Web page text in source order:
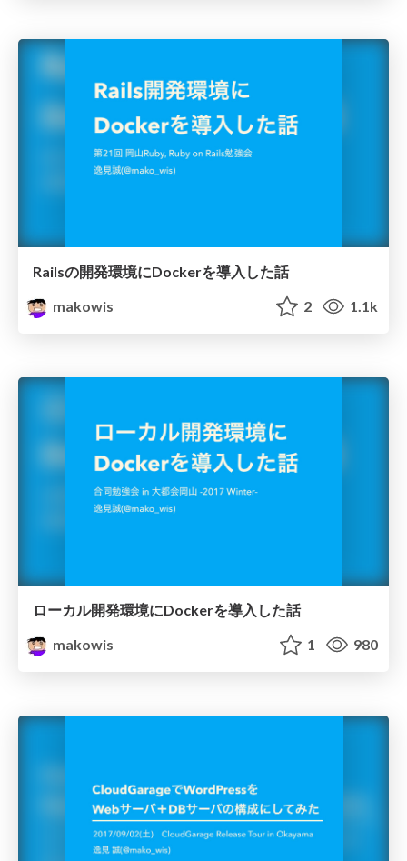
Railsの開発環境にDockerを導入した話
makowis
2 1.1k
ローカル開発環境にDockerを導入した話
makowis
1 980